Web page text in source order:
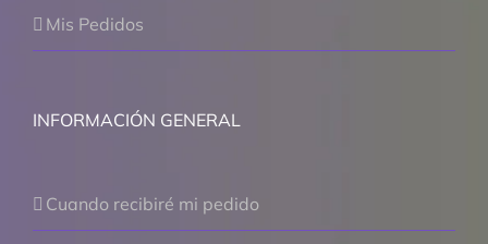
Mis Pedidos
INFORMACIÓN GENERAL
Cuando recibiré mi pedido